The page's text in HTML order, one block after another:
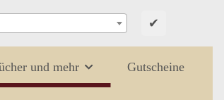
✔
und mehr Gutscheine